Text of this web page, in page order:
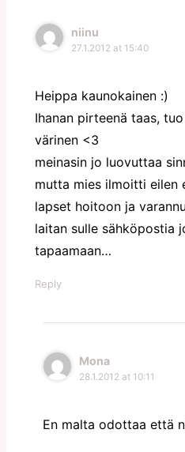
niinu
27.1.2012 at 15:40
Heippa kaunokainen :)
Ihanan pirteenä taas,
värinen <3
meinasin jo luovuttaa
mutta mies ilmoitti eilen
lapset hoitoon ja
laitan sulle sähköpostia
tapaamaan…
Reply
Mona
28.1.2012 at 10:11
En malta odottaa että